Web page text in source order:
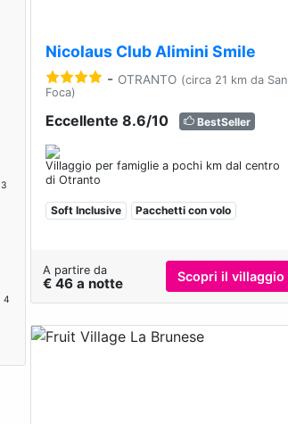
3
4
Nicolaus Club Alimini Smile
- OTRANTO (circa 21 km da San
Foca)
Eccellente 8.6/10 BestSeller
Villaggio per famiglie a pochi km dal centro
di Otranto
Soft Inclusive Pacchetti con volo
A partire da
€ 46 a notte Scopri il villaggio